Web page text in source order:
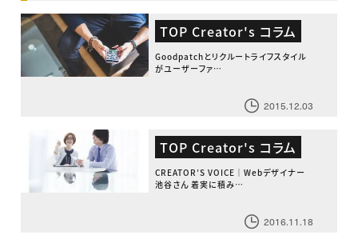
TOP Creator's コラム
Goodpatchとリクルートライフスタイル
がユーザーファ…
2015.12.03
TOP Creator's コラム
CREATOR’S VOICE｜Webデザイナー
池谷さん 着実に積み…
2016.11.18